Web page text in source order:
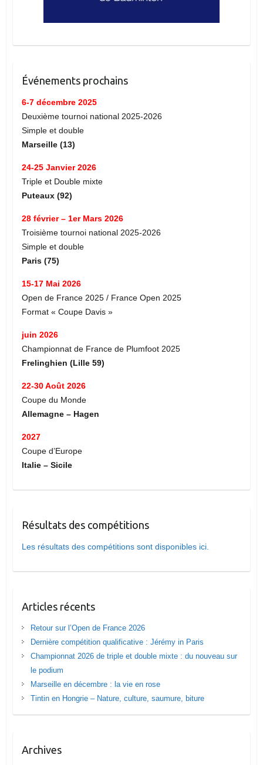
Événements prochains
6-7 décembre 2025
Deuxième tournoi national 2025-2026
Simple et double
Marseille (13)
24-25 Janvier 2026
Triple et Double mixte
Puteaux (92)
28 février – 1er Mars 2026
Troisième tournoi national 2025-2026
Simple et double
Paris (75)
15-17 Mai 2026
Open de France 2025 / France Open 2025
Format « Coupe Davis »
juin 2026
Championnat de France de Plumfoot 2025
Frelinghien (Lille 59)
22-30 Août 2026
Coupe du Monde
Allemagne – Hagen
2027
Coupe d’Europe
Italie – Sicile
Résultats des compétitions
Les résultats des compétitions sont disponibles ici.
Articles récents
Retour sur l’Open de France 2026
Dernière compétition qualificative : Jérémy in Paris
Championnat 2026 de triple et double mixte : du nouveau sur
le podium
Marseille en décembre : la vie en rose
Tintin en Hongrie – Nature, culture, saumure, biture
Archives